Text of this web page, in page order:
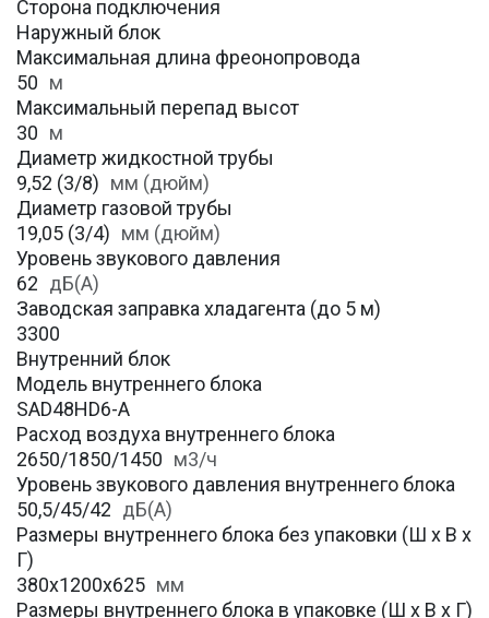
Сторона подключения
Наружный блок
Максимальная длина фреонопровода
50 м
Максимальный перепад высот
30 м
Диаметр жидкостной трубы
9,52 (3/8) мм (дюйм)
Диаметр газовой трубы
19,05 (3/4) мм (дюйм)
Уровень звукового давления
62 дБ(А)
Заводская заправка хладагента (до 5 м)
3300
Внутренний блок
Модель внутреннего блока
SAD48HD6-A
Расход воздуха внутреннего блока
2650/1850/1450 м3/ч
Уровень звукового давления внутреннего блока
50,5/45/42 дБ(А)
Размеры внутреннего блока без упаковки (Ш х В х
Г)
380х1200x625 мм
Размеры внутреннего блока в упаковке (Ш х В х Г)